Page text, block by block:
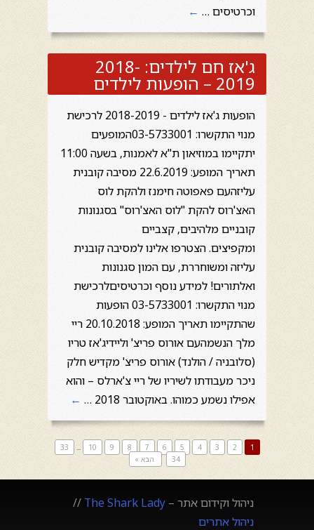
וכרטיסים … ←
ג'אז חם לילדים: 2018-
2019 – הופעות לילדים
הופעות ג'אז לילדים - 2018-2019 לרכישת
מנוי התקשרו: 03-5733001המופעים
יתקיימו במוזיאון ת"א לאמנות, בשעה 11:00
תאריך המופע: 22.6.2019 מסיבה קובנית
עליזהעם פאפוטה חימנז ולהקת לוס
האצ'רוס להקת "לוס האצ'רוס" בסגנונות
קובניים מלהיבים, קצביים
ומקפיצים. הצטרפו אלינו למסיבה קובנית
עליזה ומשוחררת, עם המון סגנונות
ואלתורים! למידע נוסף וכרטיסיםלרכישת
מנוי התקשרו: 03-5733001 הופעות
שהתקיימו תאריך המופע: 20.10.2018 ריי
מלך הנשמהעם אורוס פריצ' וליידיג'אז טריו
(סלובניה / הולנד) אורוס פריצ' מקדיש חלק
ניכר מעבודתו לשיריו של ריי צ'ארלס – והוא
אפילו נשמע כמוהו. באוקטובר 2018 …
←
1
2
3
4
5
6
7
8
9
10
...
33
34
הבא »
ניהול וקידום אתר – The Shark Lady
//
ניהול אתרים